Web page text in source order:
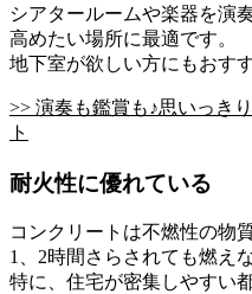
シアタールームや楽器を演
高めたい場所に最適です。
地下室が欲しい方にもおす
>> 演奏も鑑賞も♪思いっき
ト
耐火性に優れている
コンクリートは不燃性の物
1、2時間さらされても燃え
特に、住宅が密集しやすい